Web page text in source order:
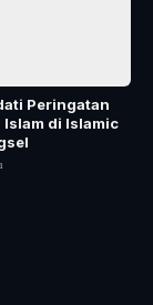
Peringatan
Islam di Islamic